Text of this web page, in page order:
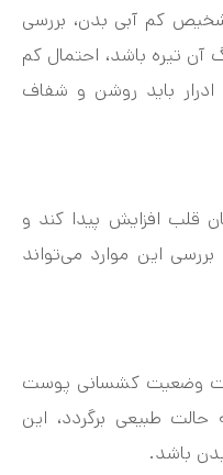
کم‌ آبی بدن، بررسی
آن تیره باشد، احتمال کم‌
ادرار باید روشن و شفاف
قلب افزایش پیدا کند و
این موارد می‌تواند
وضعیت کشسانی پوست
طبیعی برگردد، این
باشد.